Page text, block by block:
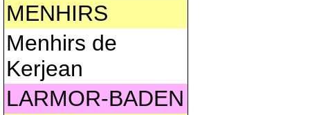
MENHIRS
Menhirs de
Kerjean
LARMOR-BADEN